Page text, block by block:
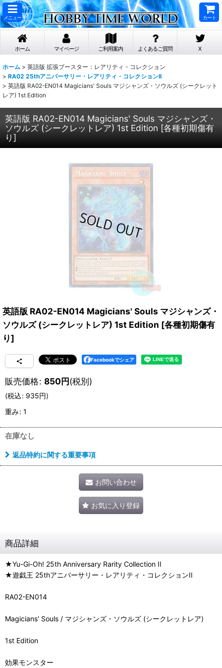
メニュー カート
ホーム マイページ ご利用案内 よくあるご質問 X
ホーム > 英語版 拡張ブースター：レアリティ・コレクション
> RA02 25thアニバーサリー・レアリティ・コレクションII
> 英語版 RA02-EN014 Magicians' Souls マジシャンズ・ソウルズ (シークレット
レア) 1st Edition
英語版 RA02-EN014 Magicians' Souls マジシャンズ・
ソウルズ (シークレットレア) 1st Edition [各種初期傷有
り]
英語版 RA02-EN014 Magicians' Souls マジシャンズ・
ソウルズ (シークレットレア) 1st Edition [各種初期傷有
り]
Facebookでシェア
販売価格: 850円(税別)
(税込: 935円)
重み: 1
在庫なし
返品特約に関する重要事項
お問い合わせ
お気に入り登録
商品詳細
★Yu-Gi-Oh! 25th Anniversary Rarity Collection II
★遊戯王 25thアニバーサリー・レアリティ・コレクションII
RA02-EN014
Magicians' Souls / マジシャンズ・ソウルズ (シークレットレア)
1st Edition
効果モンスター